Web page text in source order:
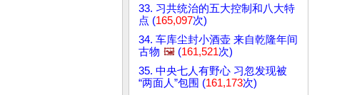
33. 习共统治的五大控制和八大特
点 (165,097次)
34. 车库尘封小酒壶 来自乾隆年间
古物 🖼️ (161,521次)
35. 中央七人有野心 习忽发现被
“两面人”包围 (161,173次)